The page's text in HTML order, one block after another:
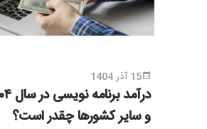
15 آذر 1404
و سایر کشورها چقدر است؟